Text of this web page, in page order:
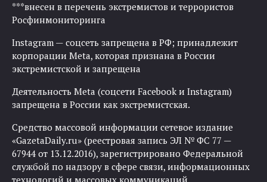
***внесен в перечень экстремистов и террористов
Росфинмониторинга
Instagram — соцсеть запрещена в РФ; принадлежит
корпорации Meta, которая признана в России
экстремистской и запрещена
Деятельность Meta (соцсети Facebook и Instagram)
запрещена в России как экстремистская.
Средство массовой информации сетевое издание
«GazetaDaily.ru» (реестровая запись ЭЛ № ФС 77 —
67944 от 13.12.2016), зарегистрировано Федеральной
службой по надзору в сфере связи, информационных